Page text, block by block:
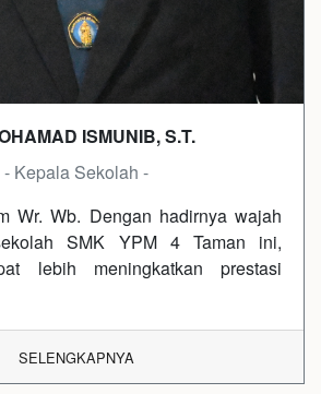
ISMUNIB, S.T.
- Kepala Sekolah -
Wr. Wb. Dengan hadirnya wajah
SMK YPM 4 Taman ini,
lebih meningkatkan prestasi
SELENGKAPNYA